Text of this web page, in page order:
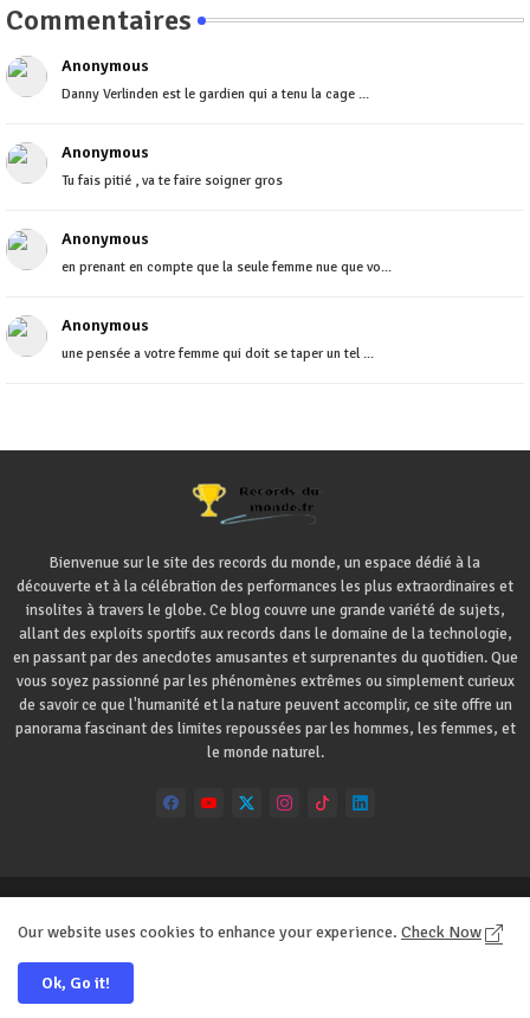
Commentaires
Anonymous
Danny Verlinden est le gardien qui a tenu la cage ...
Anonymous
Tu fais pitié , va te faire soigner gros
Anonymous
en prenant en compte que la seule femme nue que vo...
Anonymous
une pensée a votre femme qui doit se taper un tel ...
Bienvenue sur le site des records du monde, un espace dédié à la
découverte et à la célébration des performances les plus extraordinaires et
insolites à travers le globe. Ce blog couvre une grande variété de sujets,
allant des exploits sportifs aux records dans le domaine de la technologie,
en passant par des anecdotes amusantes et surprenantes du quotidien. Que
vous soyez passionné par les phénomènes extrêmes ou simplement curieux
de savoir ce que l'humanité et la nature peuvent accomplir, ce site offre un
panorama fascinant des limites repoussées par les hommes, les femmes, et
le monde naturel.
Règles de confidentialité
Our website uses cookies to enhance your experience. Check Now
Ok, Go it!